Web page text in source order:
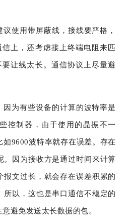
使用带屏蔽线，接线要严格，
上，还考虑接上终端电阻来匹
让线太长。通信协议上尽量避
为有些设备的计算的波特率是
控制器，由于使用的晶振不一
9600波特率就存在误差。存在
。因为接收方是通过时间来计算
报文过长，就会存在误差积累的
所以，这也是串口通信不稳定的
避免发送太长数据的包。